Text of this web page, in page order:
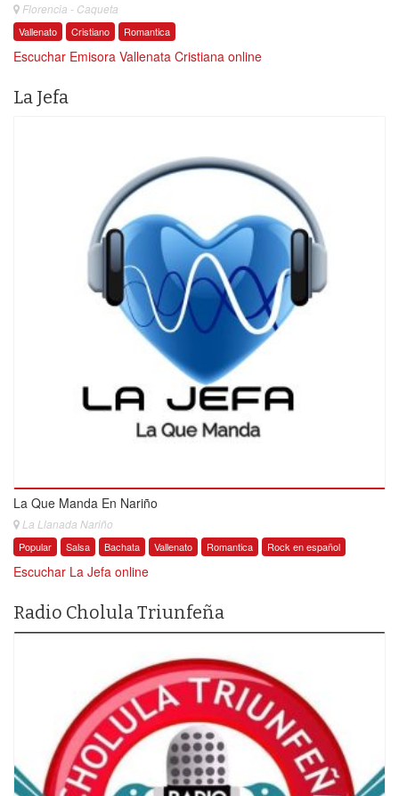
Florencia - Caqueta
Vallenato Cristiano Romantica
Escuchar Emisora Vallenata Cristiana online
La Jefa
La Que Manda En Nariño
La Llanada Nariño
Popular Salsa Bachata Vallenato Romantica Rock en español
Escuchar La Jefa online
Radio Cholula Triunfeña